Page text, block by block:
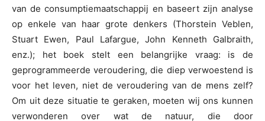
van de consumptiemaatschappij en baseert zijn analyse
op enkele van haar grote denkers (Thorstein Veblen,
Stuart Ewen, Paul Lafargue, John Kenneth Galbraith,
enz.); het boek stelt een belangrijke vraag: is de
geprogrammeerde veroudering, die diep verwoestend is
voor het leven, niet de veroudering van de mens zelf?
Om uit deze situatie te geraken, moeten wij ons kunnen
verwonderen over wat de natuur, die door